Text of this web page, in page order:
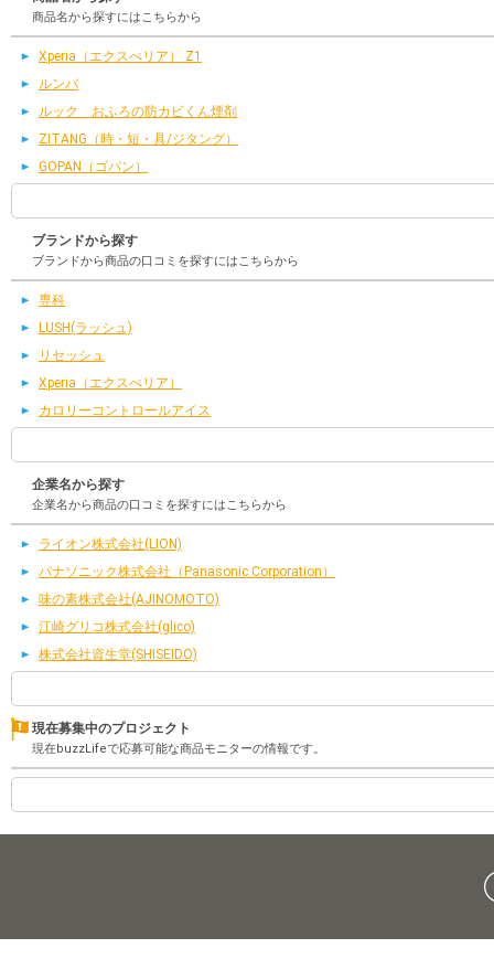
商品名から探すにはこちらから
Xperia（エクスぺリア） Z1
ルンバ
ルック おふろの防カビくん煙剤
ZITANG（時・短・具/ジタング）
GOPAN（ゴパン）
ブランドから探す
ブランドから商品の口コミを探すにはこちらから
専科
LUSH(ラッシュ)
リセッシュ
Xperia（エクスぺリア）
カロリーコントロールアイス
企業名から探す
企業名から商品の口コミを探すにはこちらから
ライオン株式会社(LION)
パナソニック株式会社（Panasonic Corporation）
味の素株式会社(AJINOMOTO)
江崎グリコ株式会社(glico)
株式会社資生堂(SHISEIDO)
現在募集中のプロジェクト
現在buzzLifeで応募可能な商品モニターの情報です。